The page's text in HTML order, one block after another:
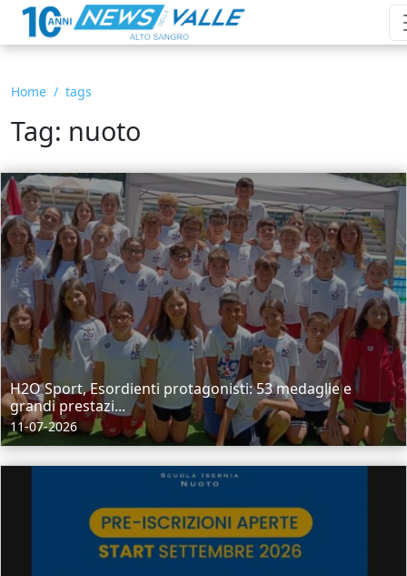
Home tags
Tag: nuoto
H2O Sport, Esordienti protagonisti: 53 medaglie e
grandi prestazi...
11-07-2026